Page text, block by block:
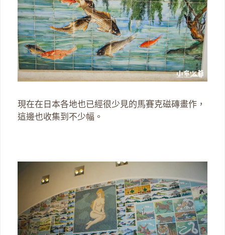
現在在日本各地也已經很少見的馬賽克磁磚畫作，
這邊也收集到不少幅。